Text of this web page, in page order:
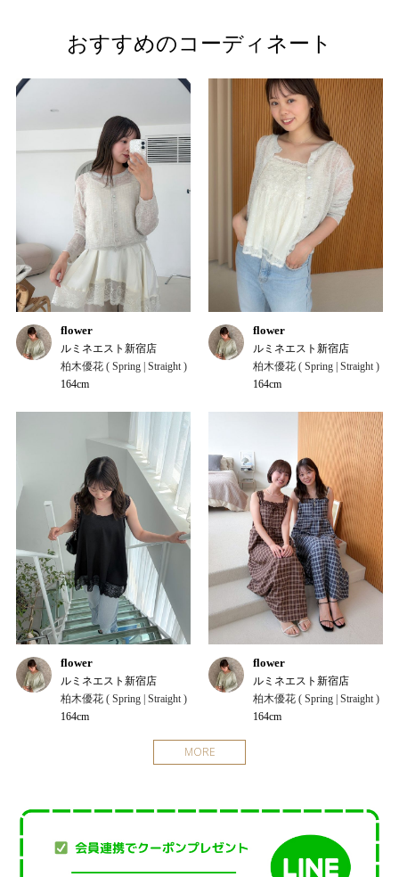
おすすめのコーディネート
flower
ルミネエスト新宿店
柏木優花 ( Spring | Straight )
164cm
flower
ルミネエスト新宿店
柏木優花 ( Spring | Straight )
164cm
flower
ルミネエスト新宿店
柏木優花 ( Spring | Straight )
164cm
flower
ルミネエスト新宿店
柏木優花 ( Spring | Straight )
164cm
MORE